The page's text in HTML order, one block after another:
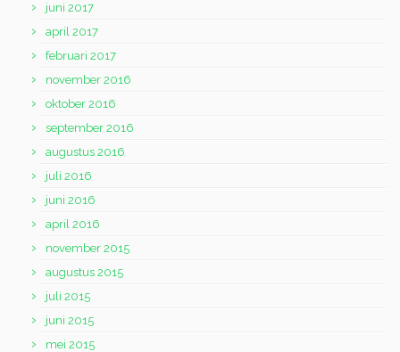
juni 2017
april 2017
februari 2017
november 2016
oktober 2016
september 2016
augustus 2016
juli 2016
juni 2016
april 2016
november 2015
augustus 2015
juli 2015
juni 2015
mei 2015